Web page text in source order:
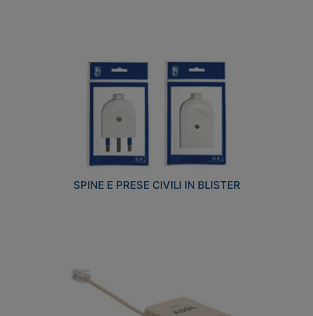
SPINE E PRESE CIVILI IN BLISTER